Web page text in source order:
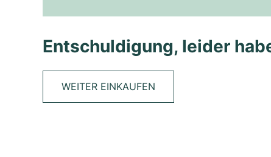
Entschuldigung, leider
WEITER EINKAUFEN